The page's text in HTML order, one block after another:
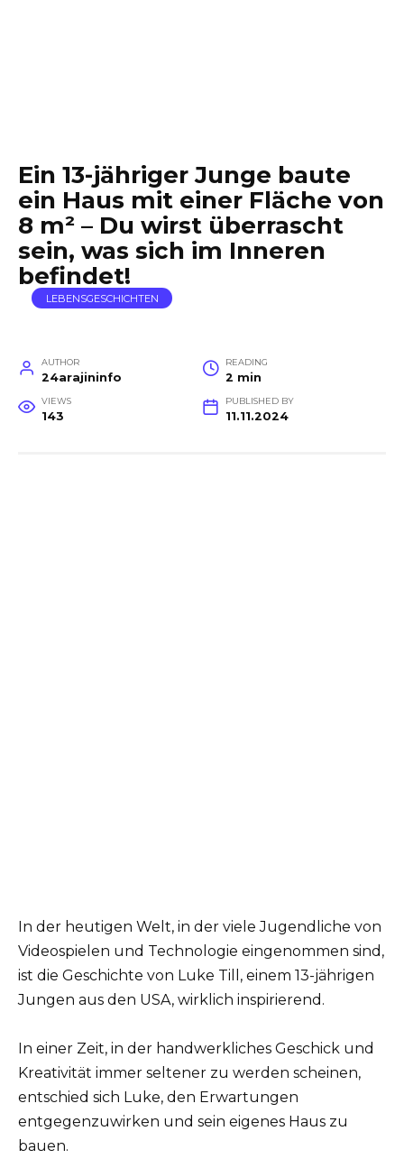
Ein 13-jähriger Junge baute
ein Haus mit einer Fläche von
8 m² – Du wirst überrascht
sein, was sich im Inneren
befindet!
LEBENSGESCHICHTEN
AUTHOR
24arajininfo
READING
2 min
VIEWS
143
PUBLISHED BY
11.11.2024
In der heutigen Welt, in der viele Jugendliche von
Videospielen und Technologie eingenommen sind,
ist die Geschichte von Luke Till, einem 13-jährigen
Jungen aus den USA, wirklich inspirierend.
In einer Zeit, in der handwerkliches Geschick und
Kreativität immer seltener zu werden scheinen,
entschied sich Luke, den Erwartungen
entgegenzuwirken und sein eigenes Haus zu
bauen.